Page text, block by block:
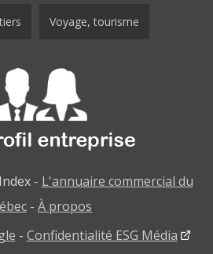
Voyage, tourisme
- L'annuaire commercial du
- À propos
- Confidentialité ESG Média